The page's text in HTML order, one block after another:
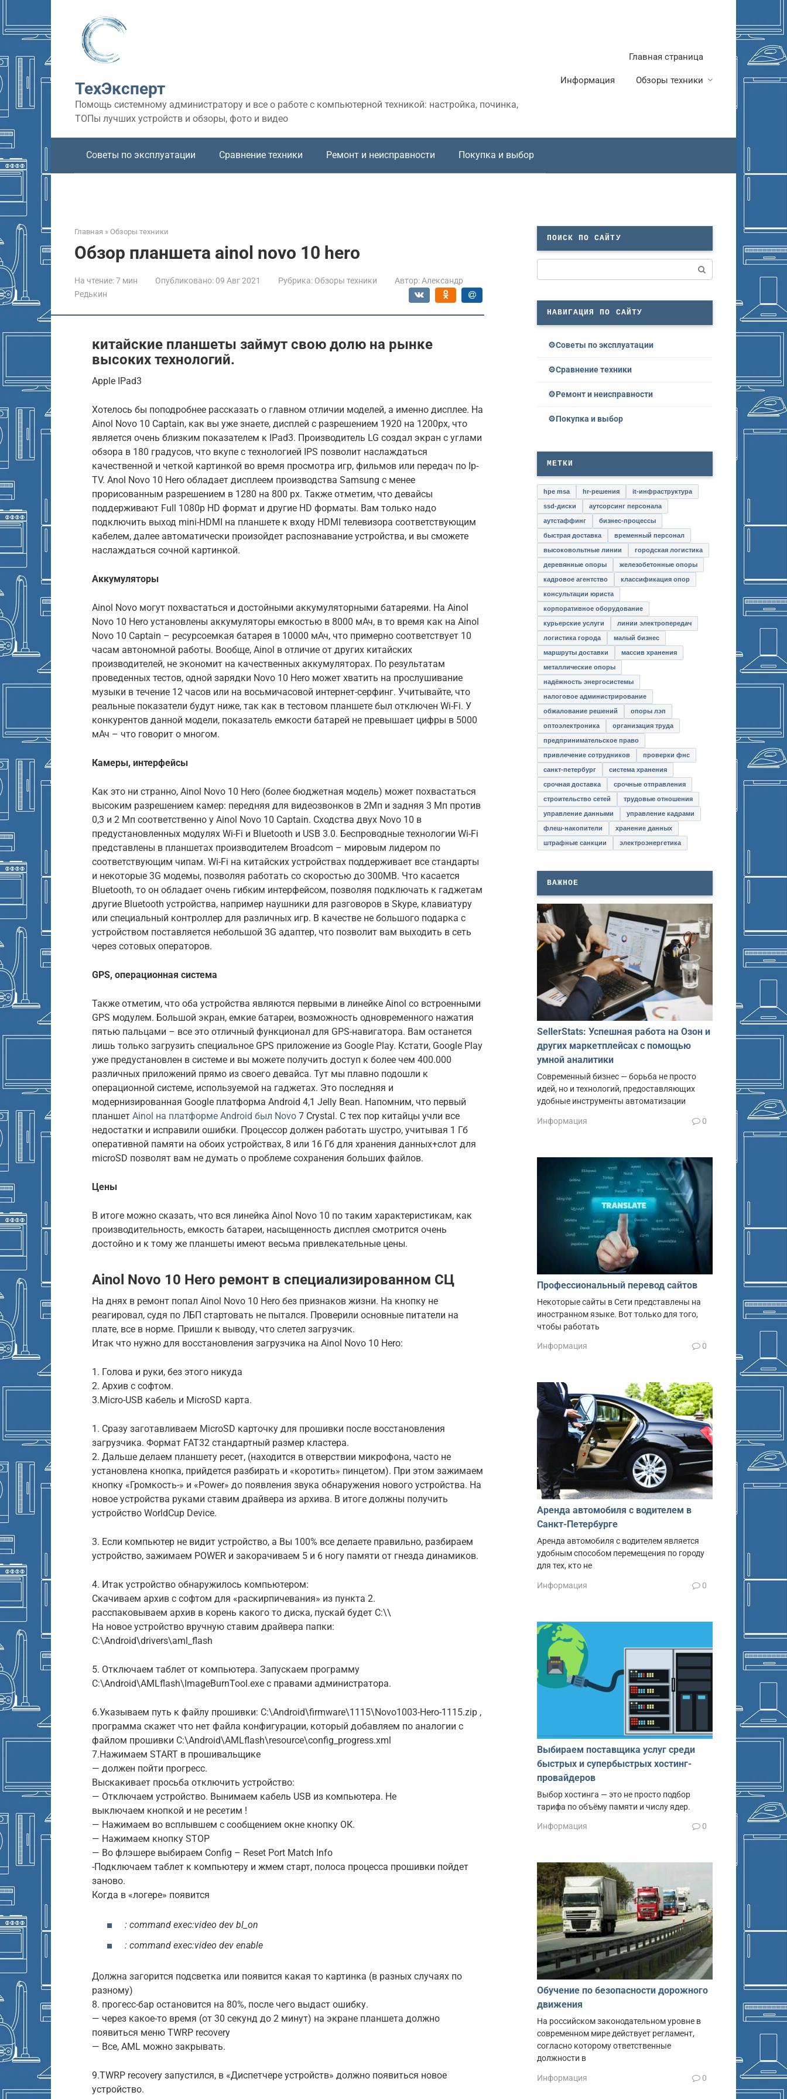
контенту
ТехЭксперт
Помощь системному администратору и все о работе с компьютерной техникой: настройка, починка,
ТОПы лучших устройств и обзоры, фото и видео
Главная страница
Информация Обзоры техники
Советы по эксплуатации Сравнение техники Ремонт и неисправности Покупка и выбор
Главная » Обзоры техники
Обзор планшета ainol novo 10 hero
На чтение:7 мин Опубликовано: 09 Авг 2021 Рубрика: Обзоры техники Автор: Александр
Редькин
китайские планшеты займут свою долю на рынке
высоких технологий.
Apple IPad3
Хотелось бы поподробнее рассказать о главном отличии моделей, а именно дисплее. На
Ainol Novo 10 Captain, как вы уже знаете, дисплей с разрешением 1920 на 1200px, что
является очень близким показателем к IPad3. Производитель LG создал экран с углами
обзора в 180 градусов, что вкупе с технологией IPS позволит наслаждаться
качественной и четкой картинкой во время просмотра игр, фильмов или передач по Ip-
TV. Anol Novo 10 Hero обладает дисплеем производства Samsung с менее
прорисованным разрешением в 1280 на 800 px. Также отметим, что девайсы
поддерживают Full 1080p HD формат и другие HD форматы. Вам только надо
подключить выход mini-HDMI на планшете к входу HDMI телевизора соответствующим
кабелем, далее автоматически произойдет распознавание устройства, и вы сможете
наслаждаться сочной картинкой.
Аккумуляторы
Ainol Novo могут похвастаться и достойными аккумуляторными батареями. На Ainol
Novo 10 Hero установлены аккумуляторы емкостью в 8000 мАч, в то время как на Ainol
Novo 10 Captain – ресурсоемкая батарея в 10000 мАч, что примерно соответствует 10
часам автономной работы. Вообще, Ainol в отличие от других китайских
производителей, не экономит на качественных аккумуляторах. По результатам
проведенных тестов, одной зарядки Novo 10 Hero может хватить на прослушивание
музыки в течение 12 часов или на восьмичасовой интернет-серфинг. Учитывайте, что
реальные показатели будут ниже, так как в тестовом планшете был отключен Wi-Fi. У
конкурентов данной модели, показатель емкости батарей не превышает цифры в 5000
мАч – что говорит о многом.
Камеры, интерфейсы
Как это ни странно, Ainol Novo 10 Hero (более бюджетная модель) может похвастаться
высоким разрешением камер: передняя для видеозвонков в 2Мп и задняя 3 Мп против
0,3 и 2 Мп соответственно у Ainol Novo 10 Captain. Сходства двух Novo 10 в
предустановленных модулях Wi-Fi и Bluetooth и USB 3.0. Беспроводные технологии Wi-Fi
представлены в планшетах производителем Broadcom – мировым лидером по
соответствующим чипам. Wi-Fi на китайских устройствах поддерживает все стандарты
и некоторые 3G модемы, позволяя работать со скоростью до 300МB. Что касается
Bluetooth, то он обладает очень гибким интерфейсом, позволяя подключать к гаджетам
другие Bluetooth устройства, например наушники для разговоров в Skype, клавиатуру
или специальный контроллер для различных игр. В качестве не большого подарка с
устройством поставляется небольшой 3G адаптер, что позволит вам выходить в сеть
через сотовых операторов.
GPS, операционная система
Также отметим, что оба устройства являются первыми в линейке Ainol со встроенными
GPS модулем. Большой экран, емкие батареи, возможность одновременного нажатия
пятью пальцами – все это отличный функционал для GPS-навигатора. Вам останется
лишь только загрузить специальное GPS приложение из Google Play. Кстати, Google Play
уже предустановлен в системе и вы можете получить доступ к более чем 400.000
различных приложений прямо из своего девайса. Тут мы плавно подошли к
операционной системе, используемой на гаджетах. Это последняя и
модернизированная Google платформа Android 4,1 Jelly Bean. Напомним, что первый
планшет Ainol на платформе Android был Novo 7 Crystal. С тех пор китайцы учли все
недостатки и исправили ошибки. Процессор должен работать шустро, учитывая 1 Гб
оперативной памяти на обоих устройствах, 8 или 16 Гб для хранения данных+слот для
microSD позволят вам не думать о проблеме сохранения больших файлов.
Цены
В итоге можно сказать, что вся линейка Ainol Novo 10 по таким характеристикам, как
производительность, емкость батареи, насыщенность дисплея смотрится очень
достойно и к тому же планшеты имеют весьма привлекательные цены.
Ainol Novo 10 Hero ремонт в специализированном СЦ
На днях в ремонт попал Ainol Novo 10 Hero без признаков жизни. На кнопку не
реагировал, судя по ЛБП стартовать не пытался. Проверили основные питатели на
плате, все в норме. Пришли к выводу, что слетел загрузчик.
Итак что нужно для восстановления загрузчика на Ainol Novo 10 Hero:
1. Голова и руки, без этого никуда
2. Архив с софтом.
3.Micro-USB кабель и MicroSD карта.
1. Сразу заготавливаем MicroSD карточку для прошивки после восстановления
загрузчика. Формат FAT32 стандартный размер кластера.
2. Дальше делаем планшету ресет, (находится в отверствии микрофона, часто не
установлена кнопка, прийдется разбирать и «коротить» пинцетом). При этом зажимаем
кнопку «Громкость-» и «Power» до появления звука обнаружения нового устройства. На
новое устройства руками ставим драйвера из архива. В итоге должны получить
устройство WorldCup Device.
3. Если компьютер не видит устройство, а Вы 100% все делаете правильно, разбираем
устройство, зажимаем POWER и закорачиваем 5 и 6 ногу памяти от гнезда динамиков.
4. Итак устройство обнаружилось компьютером:
Скачиваем архив с софтом для «раскирпичевания» из пункта 2.
расспаковываем архив в корень какого то диска, пускай будет С:\\
На новое устройство вручную ставим драйвера папки:
C:\Android\drivers\aml_flash
5. Отключаем таблет от компьютера. Запускаем программу
C:\Android\AMLflash\ImageBurnTool.exe с правами администратора.
6.Указываем путь к файлу прошивки: C:\Android\firmware\1115\Novo1003-Hero-1115.zip ,
программа скажет что нет файла конфигурации, который добавляем по аналогии с
файлом прошивки C:\Android\AMLflash\resource\config_progress.xml
7.Нажимаем START в прошивальщике
— должен пойти прогресс.
Выскакивает просьба отключить устройство:
— Отключаем устройство. Вынимаем кабель USB из компьютера. Не
выключаем кнопкой и не ресетим !
— Нажимаем во всплывшем с сообщением окне кнопку ОК.
— Нажимаем кнопку STOP
— Во флэшере выбираем Config – Reset Port Match Info
-Подключаем таблет к компьютеру и жмем старт, полоса процесса прошивки пойдет
заново.
Когда в «логере» появится
: command exec:video dev bl_on
: command exec:video dev enable
Должна загорится подсветка или появится какая то картинка (в разных случаях по
разному)
8. прогесс-бар остановится на 80%, после чего выдаст ошибку.
— через какое-то время (от 30 секунд до 2 минут) на экране планшета должно
появиться меню TWRP recovery
— Все, AML можно закрывать.
9.TWRP recovery запустился, в «Диспетчере устройств» должно появиться новое
устройство.
ПОИСК ПО САЙТУ
НАВИГАЦИЯ ПО САЙТУ
Советы по эксплуатации
Сравнение техники
Ремонт и неисправности
Покупка и выбор
МЕТКИ
hpe msa hr-решения it-инфраструктура
ssd-диски аутсорсинг персонала
аутстаффинг бизнес-процессы
быстрая доставка временный персонал
высоковольтные линии городская логистика
деревянные опоры железобетонные опоры
кадровое агентство классификация опор
консультации юриста
корпоративное оборудование
курьерские услуги линии электропередач
логистика города малый бизнес
маршруты доставки массив хранения
металлические опоры
надёжность энергосистемы
налоговое администрирование
обжалование решений опоры лэп
оптоэлектроника организация труда
предпринимательское право
привлечение сотрудников проверки фнс
санкт-петербург система хранения
срочная доставка срочные отправления
строительство сетей трудовые отношения
управление данными управление кадрами
флеш-накопители хранение данных
штрафные санкции электроэнергетика
ВАЖНОЕ
SellerStats: Успешная работа на Озон и
других маркетплейсах с помощью
умной аналитики
Современный бизнес — борьба не просто
идей, но и технологий, предоставляющих
удобные инструменты автоматизации
Информация 0
Профессиональный перевод сайтов
Некоторые сайты в Сети представлены на
иностранном языке. Вот только для того,
чтобы работать
Информация 0
Аренда автомобиля с водителем в
Санкт-Петербурге
Аренда автомобиля с водителем является
удобным способом перемещения по городу
для тех, кто не
Информация 0
Выбираем поставщика услуг среди
быстрых и супербыстрых хостинг-
провайдеров
Выбор хостинга — это не просто подбор
тарифа по объёму памяти и числу ядер.
Информация 0
Обучение по безопасности дорожного
движения
На российском законодательном уровне в
современном мире действует регламент,
согласно которому ответственные
должности в
Информация 0